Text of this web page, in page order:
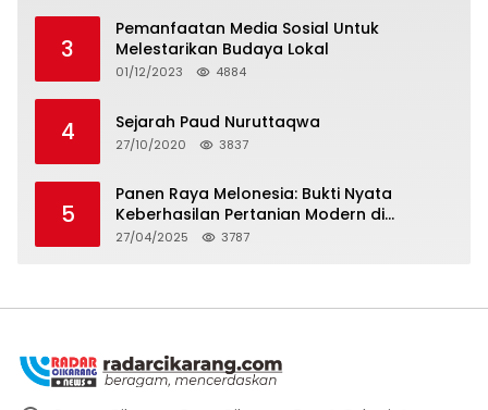
3
Pemanfaatan Media Sosial Untuk
Melestarikan Budaya Lokal
01/12/2023 4884
4 Sejarah Paud Nuruttaqwa
27/10/2020 3837
5
Panen Raya Melonesia: Bukti Nyata
Keberhasilan Pertanian Modern di
Kabupaten Bekasi
27/04/2025 3787